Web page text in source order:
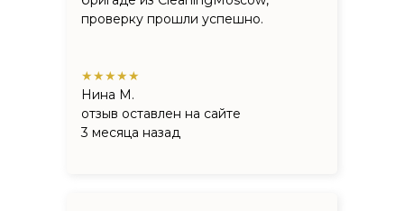
проверку прошли успешно.
★★★★★
Нина М.
отзыв оставлен на сайте
3 месяца назад